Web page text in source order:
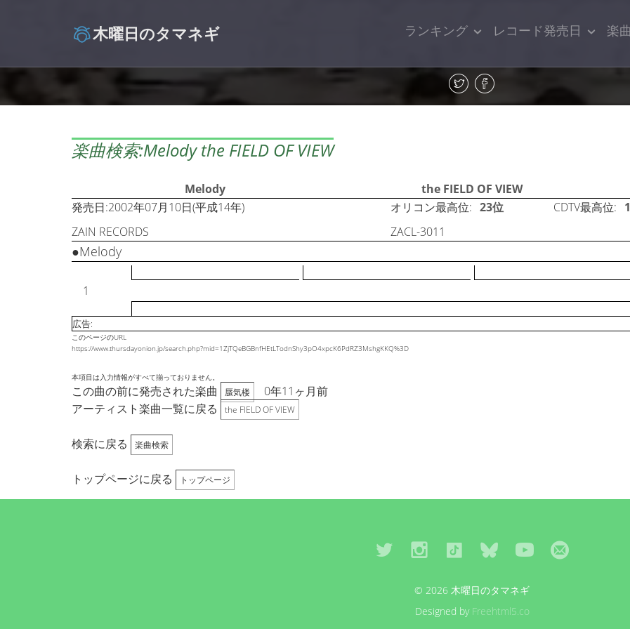
木曜日のタマネギ ランキング レコード発売日 楽
楽曲検索:Melody the FIELD OF VIEW
Melody
the FIELD OF VIEW
発売日:2002年07月10日(平成14年)
オリコン最高位: 23位 CDTV最高位:
ZAIN RECORDS
ZACL-3011
1
●Melody
広告:
このページのURL
https://www.thursdayonion.jp/search.php?mid=1ZjTQeBGBnfHEtLTodnShy3pO4xpcK6PdRZ3MshgKKQ%3D
本項目は入力情報がすべて揃っておりません。
この曲の前に発売された楽曲 蜃気楼
0年11ヶ月前
アーティスト楽曲一覧に戻る
the FIELD OF VIEW
検索に戻る 楽曲検索
トップページに戻る トップページ
© 2026 木曜日のタマネギ
Designed by Freehtml5.co